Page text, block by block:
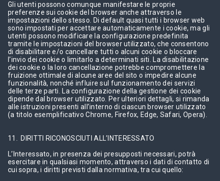
Gli utenti possono comunque manifestare le proprie
preferenze sui cookie del browser anche attraverso le
impostazioni dello stesso. Di default quasi tutti i browser web
sono impostati per accettare automaticamente i cookie, ma gli
utenti possono modificare la configurazione predefinita
tramite le impostazioni del browser utilizzato, che consentono
di disabilitare e/o cancellare tutti o alcuni cookie o bloccare
l’invio dei cookie o limitarlo a determinati siti. La disabilitazione
dei cookie o la loro cancellazione potrebbe compromettere la
fruizione ottimale di alcune aree del sito o impedire alcune
funzionalità, nonché influire sul funzionamento dei servizi
delle terze parti. La configurazione della gestione dei cookie
dipende dal browser utilizzato. Per ulteriori dettagli, si rimanda
alle istruzioni presenti all’interno di ciascun browser utilizzato
(a titolo esemplificativo Chrome, Firefox, Edge, Safari, Opera).
11. DIRITTI RICONOSCIUTI ALL’INTERESSATO
L’Interessato, in presenza dei presupposti necessari, potrà
esercitare in qualsiasi momento, attraverso i dati di contatto di
cui sopra, i diritti previsti dalla normativa, tra cui quello: